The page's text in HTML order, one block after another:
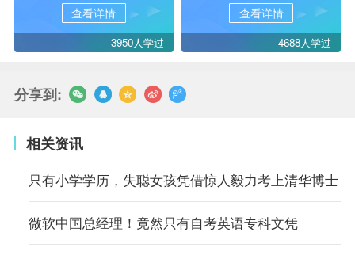
查看详情
3950人学过
查看详情
4688人学过
分享到:
相关资讯
只有小学学历，失聪女孩凭借惊人毅力考上清华博士
微软中国总经理！竟然只有自考英语专科文凭